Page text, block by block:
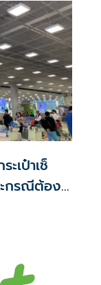
เป๋าเช็
ะกรณีต้อง